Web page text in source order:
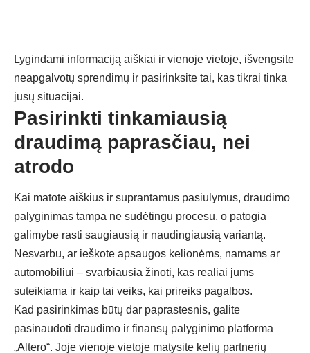
Lygindami informaciją aiškiai ir vienoje vietoje, išvengsite
neapgalvotų sprendimų ir pasirinksite tai, kas tikrai tinka
jūsų situacijai.
Pasirinkti tinkamiausią
draudimą paprasčiau, nei
atrodo
Kai matote aiškius ir suprantamus pasiūlymus, draudimo
palyginimas tampa ne sudėtingu procesu, o patogia
galimybe rasti saugiausią ir naudingiausią variantą.
Nesvarbu, ar ieškote apsaugos kelionėms, namams ar
automobiliui – svarbiausia žinoti, kas realiai jums
suteikiama ir kaip tai veiks, kai prireiks pagalbos.
Kad pasirinkimas būtų dar paprastesnis, galite
pasinaudoti draudimo ir finansų palyginimo platforma
„Altero“. Joje vienoje vietoje matysite kelių partnerių